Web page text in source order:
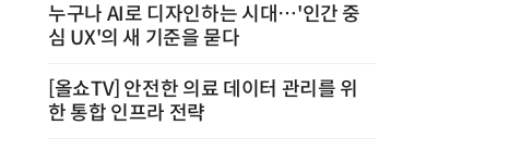
누구나 AI로 디자인하는 시대…'인간 중
심 UX'의 새 기준을 묻다
[올쇼TV] 안전한 의료 데이터 관리를 위
한 통합 인프라 전략